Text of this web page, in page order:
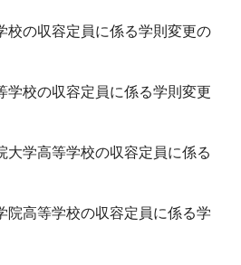
の収容定員に係る学則変更の
校の収容定員に係る学則変更
学高等学校の収容定員に係る
高等学校の収容定員に係る学